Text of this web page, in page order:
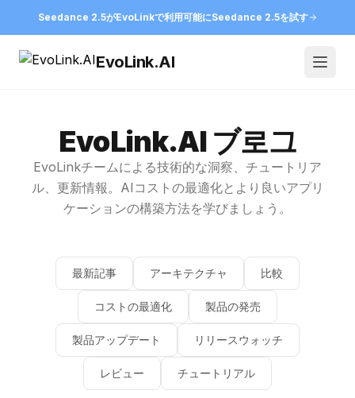
Seedance 2.5がEvoLinkで利用可能にSeedance 2.5を試す
EvoLink.AI
EvoLink.AI ブ로그
EvoLinkチームによる技術的な洞察、チュートリア
ル、更新情報。AIコストの最適化とより良いアプリ
ケーションの構築方法を学びましょう。
最新記事 アーキテクチャ 比較
コストの最適化 製品の発売
製品アップデート リリースウォッチ
レビュー チュートリアル